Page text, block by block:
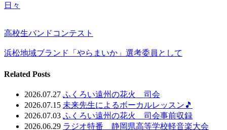
日々
高校生バンドコンテスト
浜松地域ブランド「やらまいか」選考委員として
Related Posts
2026.07.27 ふくろい遠州の花火 司会
2026.07.15 未来先生によるボーカルレッスン🎵
2026.07.03 ふくろい遠州の花火 司会事前収録
2026.06.29 ラジオ特番 静岡県高等学校軽音楽大会